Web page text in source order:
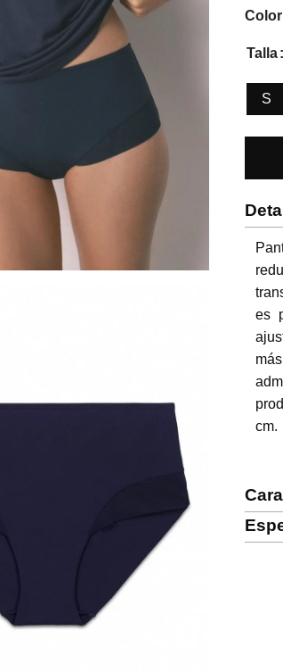
Color
Talla
S
es
cm.